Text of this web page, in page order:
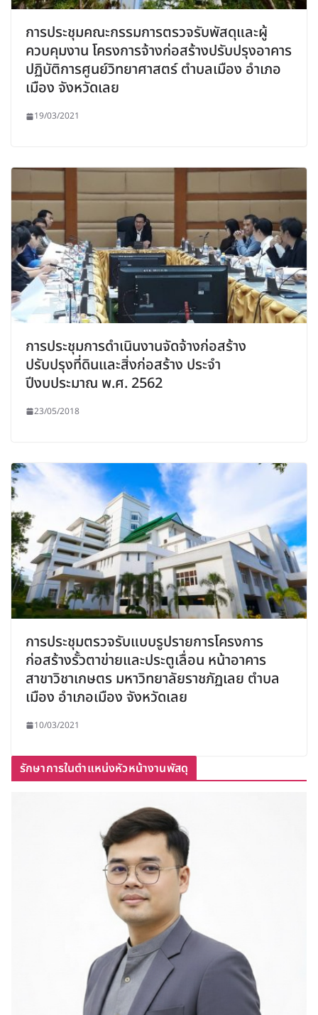
การประชุมคณะกรรมการตรวจรับพัสดุและผู้
ควบคุมงาน โครงการจ้างก่อสร้างปรับปรุงอาคาร
ปฏิบัติการศูนย์วิทยาศาสตร์ ตำบลเมือง อำเภอ
เมือง จังหวัดเลย
19/03/2021
การประชุมการดำเนินงานจัดจ้างก่อสร้าง
ปรับปรุงที่ดินและสิ่งก่อสร้าง ประจำ
ปีงบประมาณ พ.ศ. 2562
23/05/2018
การประชุมตรวจรับแบบรูปรายการโครงการ
ก่อสร้างรั้วตาข่ายและประตูเลื่อน หน้าอาคาร
สาขาวิชาเกษตร มหาวิทยาลัยราชภัฏเลย ตำบล
เมือง อำเภอเมือง จังหวัดเลย
10/03/2021
รักษาการในตำแหน่งหัวหน้างานพัสดุ